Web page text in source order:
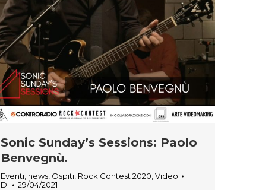
Sonic Sunday’s Sessions: Paolo
Benvegnù.
Eventi news Ospiti Rock Contest 2020 Video
Di
29/04/2021